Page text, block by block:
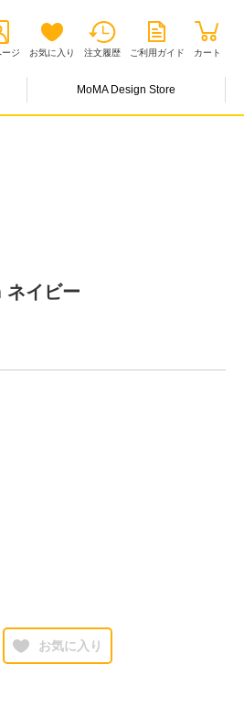
ジ お気に入り 注文履歴 ご利用ガイド カート
MoMA Design Store
ネイビー
お気に入り